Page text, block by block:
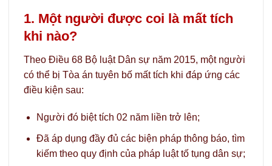
1. Một người được coi là mất tích
khi nào?
Theo Điều 68 Bộ luật Dân sự năm 2015, một người
có thể bị Tòa án tuyên bố mất tích khi đáp ứng các
điều kiện sau:
Người đó biệt tích 02 năm liền trở lên;
Đã áp dụng đầy đủ các biện pháp thông báo, tìm
kiếm theo quy định của pháp luật tố tụng dân sự;